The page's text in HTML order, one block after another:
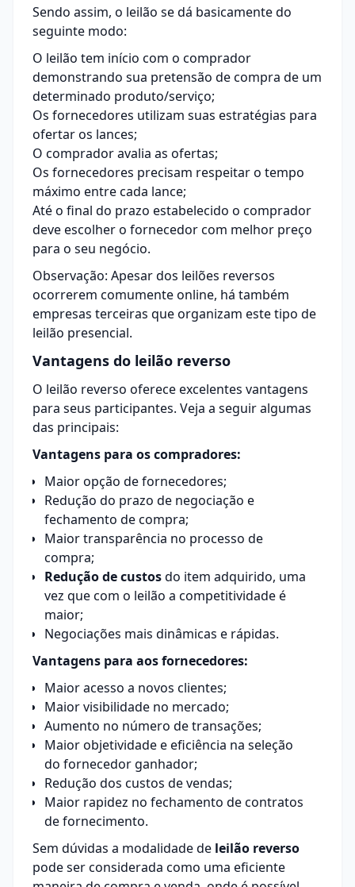
Sendo assim, o leilão se dá basicamente do
seguinte modo:
O leilão tem início com o comprador
demonstrando sua pretensão de compra de um
determinado produto/serviço;
Os fornecedores utilizam suas estratégias para
ofertar os lances;
O comprador avalia as ofertas;
Os fornecedores precisam respeitar o tempo
máximo entre cada lance;
Até o final do prazo estabelecido o comprador
deve escolher o fornecedor com melhor preço
para o seu negócio.
Observação: Apesar dos leilões reversos
ocorrerem comumente online, há também
empresas terceiras que organizam este tipo de
leilão presencial.
Vantagens do leilão reverso
O leilão reverso oferece excelentes vantagens
para seus participantes. Veja a seguir algumas
das principais:
Vantagens para os compradores:
Maior opção de fornecedores;
Redução do prazo de negociação e
fechamento de compra;
Maior transparência no processo de
compra;
Redução de custosdo item adquirido, uma
vez que com o leilão a competitividade é
maior;
Negociações mais dinâmicas e rápidas.
Vantagens para aos fornecedores:
Maior acesso a novos clientes;
Maior visibilidade no mercado;
Aumento no número de transações;
Maior objetividade e eficiência na seleção
do fornecedor ganhador;
Redução dos custos de vendas;
Maior rapidez no fechamento de contratos
de fornecimento.
Sem dúvidas a modalidade de leilão reverso
pode ser considerada como uma eficiente